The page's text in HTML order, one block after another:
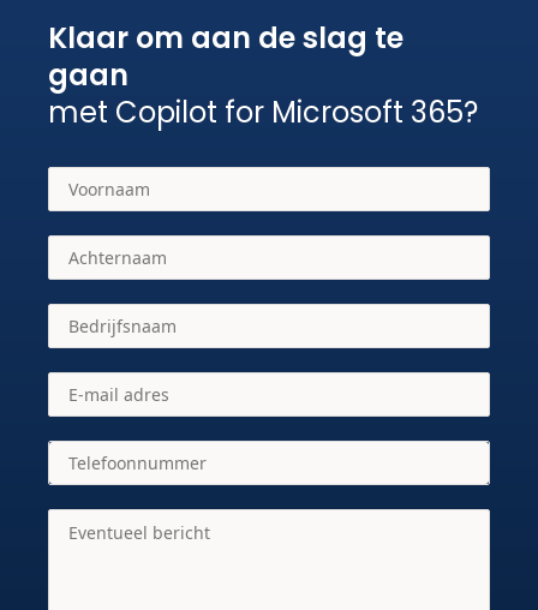
Klaar om aan de slag te
gaan
met Copilot for Microsoft 365?